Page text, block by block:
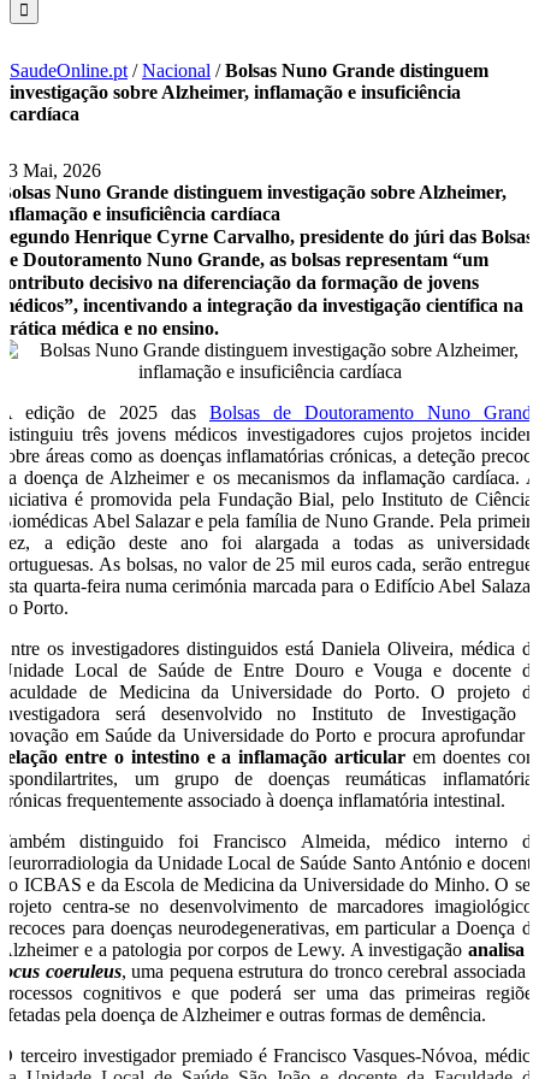
SaudeOnline.pt /Nacional /Bolsas Nuno Grande distinguem
investigação sobre Alzheimer, inflamação e insuficiência
cardíaca
13 Mai, 2026
Bolsas Nuno Grande distinguem investigação sobre Alzheimer,
inflamação e insuficiência cardíaca
Segundo Henrique Cyrne Carvalho, presidente do júri das Bolsas
de Doutoramento Nuno Grande, as bolsas representam “um
contributo decisivo na diferenciação da formação de jovens
médicos”, incentivando a integração da investigação científica na
prática médica e no ensino.
A edição de 2025 das Bolsas de Doutoramento Nuno Grande
distinguiu três jovens médicos investigadores cujos projetos incidem
sobre áreas como as doenças inflamatórias crónicas, a deteção precoce
da doença de Alzheimer e os mecanismos da inflamação cardíaca. A
iniciativa é promovida pela Fundação Bial, pelo Instituto de Ciências
Biomédicas Abel Salazar e pela família de Nuno Grande. Pela primeira
vez, a edição deste ano foi alargada a todas as universidades
portuguesas. As bolsas, no valor de 25 mil euros cada, serão entregues
esta quarta-feira numa cerimónia marcada para o Edifício Abel Salazar,
no Porto.
Entre os investigadores distinguidos está Daniela Oliveira, médica da
Unidade Local de Saúde de Entre Douro e Vouga e docente da
Faculdade de Medicina da Universidade do Porto. O projeto da
investigadora será desenvolvido no Instituto de Investigação e
Inovação em Saúde da Universidade do Porto e procura aprofundar a
relação entre o intestino e a inflamação articular em doentes com
espondilartrites, um grupo de doenças reumáticas inflamatórias
crónicas frequentemente associado à doença inflamatória intestinal.
Também distinguido foi Francisco Almeida, médico interno de
Neurorradiologia da Unidade Local de Saúde Santo António e docente
do ICBAS e da Escola de Medicina da Universidade do Minho. O seu
projeto centra-se no desenvolvimento de marcadores imagiológicos
precoces para doenças neurodegenerativas, em particular a Doença de
Alzheimer e a patologia por corpos de Lewy. A investigaçãoanalisa o
locus coeruleus, uma pequena estrutura do tronco cerebral associada a
processos cognitivos e que poderá ser uma das primeiras regiões
afetadas pela doença de Alzheimer e outras formas de demência.
O terceiro investigador premiado é Francisco Vasques-Nóvoa, médico